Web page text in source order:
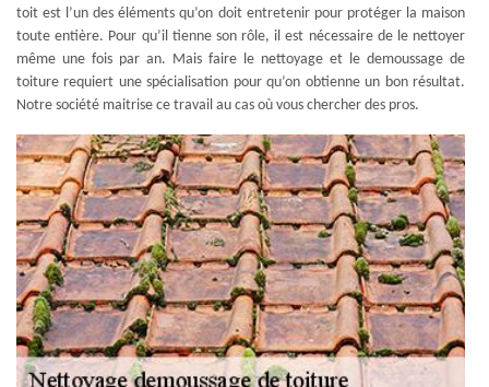
toit est l’un des éléments qu’on doit entretenir pour protéger la maison
toute entière. Pour qu’il tienne son rôle, il est nécessaire de le nettoyer
même une fois par an. Mais faire le nettoyage et le demoussage de
toiture requiert une spécialisation pour qu’on obtienne un bon résultat.
Notre société maitrise ce travail au cas où vous chercher des pros.